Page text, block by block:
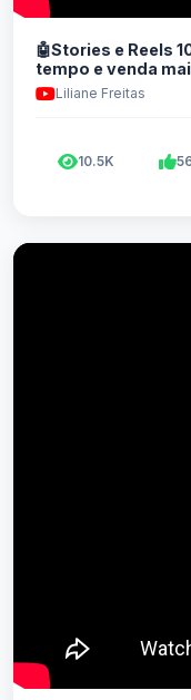
🤖Stories e Reels
tempo e venda
Liliane Freitas
10.5K